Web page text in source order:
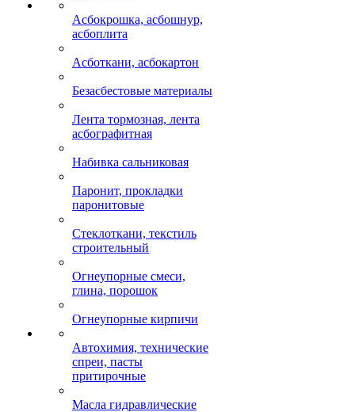
Асбокрошка, асбошнур,
асбоплита
Асботкани, асбокартон
Безасбестовые материалы
Лента тормозная, лента
асбографитная
Набивка сальниковая
Паронит, прокладки
паронитовые
Стеклоткани, текстиль
строительный
Огнеупорные смеси,
глина, порошок
Огнеупорные кирпичи
Автохимия, технические
спреи, пасты
притирочные
Масла гидравлические